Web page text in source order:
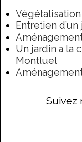
Végétalisation
Entretien d’un
Un jardin à la
Montluel
Suivez